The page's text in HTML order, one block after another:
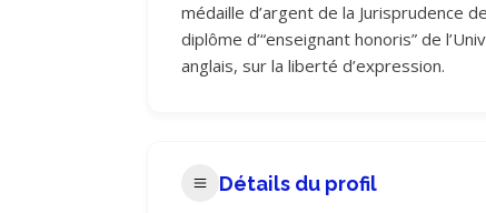
médaille d’argent de la Jurisprudence
diplôme d’“enseignant honoris” de
anglais, sur la liberté d’expression.
Détails du profil